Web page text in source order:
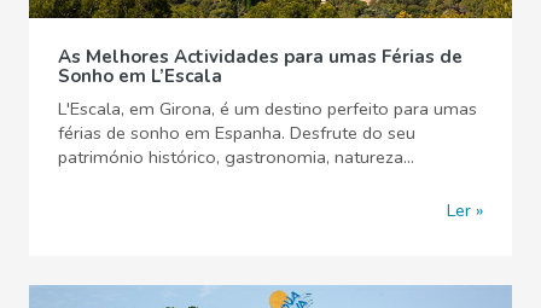
As Melhores Actividades para umas Férias de
Sonho em L’Escala
L'Escala, em Girona, é um destino perfeito para umas
férias de sonho em Espanha. Desfrute do seu
património histórico, gastronomia, natureza...
Ler